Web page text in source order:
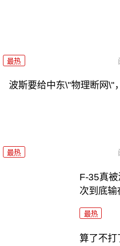
最热
波斯要给中东\"物理断网\"
最热
F-35真
次到底输
最热
算了不打